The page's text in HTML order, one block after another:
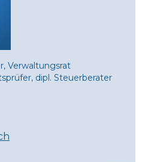
Verwaltungsrat
dipl. Steuerberater